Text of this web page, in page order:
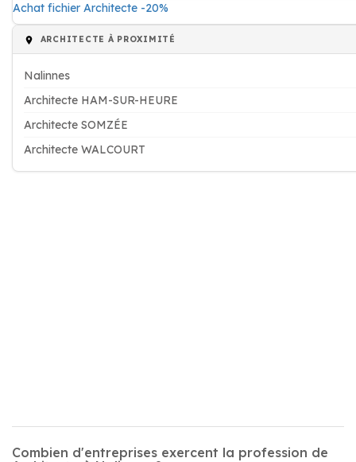
Achat fichier Architecte -20%
ARCHITECTE À PROXIMITÉ
Nalinnes
Architecte HAM-SUR-HEURE
Architecte SOMZÉE
Architecte WALCOURT
Combien d'entreprises exercent la profession de